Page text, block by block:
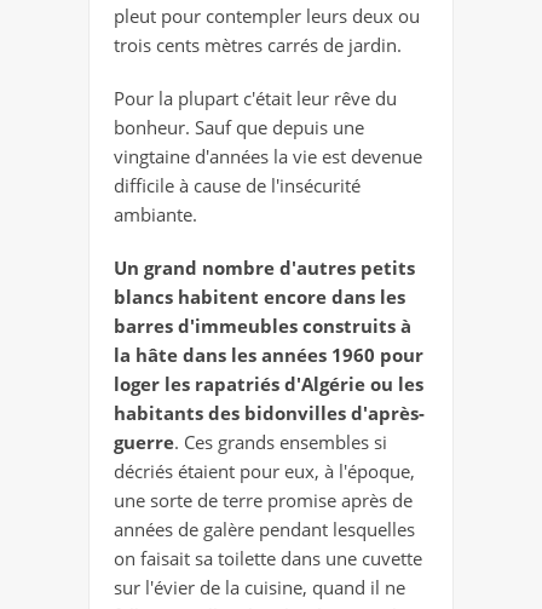
pleut pour contempler leurs deux ou
trois cents mètres carrés de jardin.
Pour la plupart c'était leur rêve du
bonheur. Sauf que depuis une
vingtaine d'années la vie est devenue
difficile à cause de l'insécurité
ambiante.
Un grand nombre d'autres petits
blancs habitent encore dans les
barres d'immeubles construits à
la hâte dans les années 1960 pour
loger les rapatriés d'Algérie ou les
habitants des bidonvilles d'après-
guerre. Ces grands ensembles si
décriés étaient pour eux, à l'époque,
une sorte de terre promise après de
années de galère pendant lesquelles
on faisait sa toilette dans une cuvette
sur l'évier de la cuisine, quand il ne